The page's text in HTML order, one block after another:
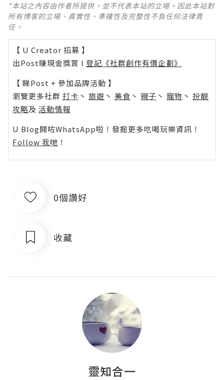
*本站之內容由作者所提供，並不代表本站的立場。因此本站對
所有博客的立場、真實性、準確性及完整性不負任何法律責
任。
【 U Creator 招募 】
出Post賺現金獎賞 l 登記《社群創作有價企劃》
【 睇Post + 參加品牌活動 】
瀏覽更多社群 打卡 丶 旅遊 丶 美食 丶 親子 丶 寵物 丶 扮靚
攻略及 活動情報
U Blog開咗WhatsApp啦！發掘更多吃喝玩樂資訊！
Follow 我哋 ！
0個讚好
收藏
靈知合一